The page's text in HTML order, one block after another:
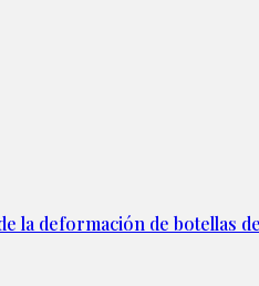
la deformación de botellas